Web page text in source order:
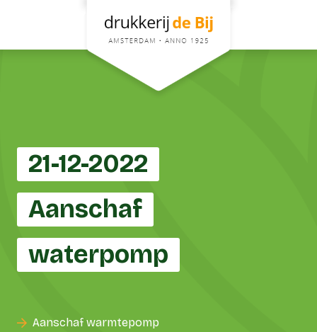
21-12-2022
Aanschaf
waterpomp
Aanschaf warmtepomp